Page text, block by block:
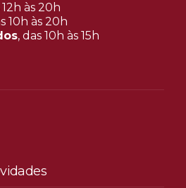
12h às 20h
10h às 20h
, das 10h às 15h